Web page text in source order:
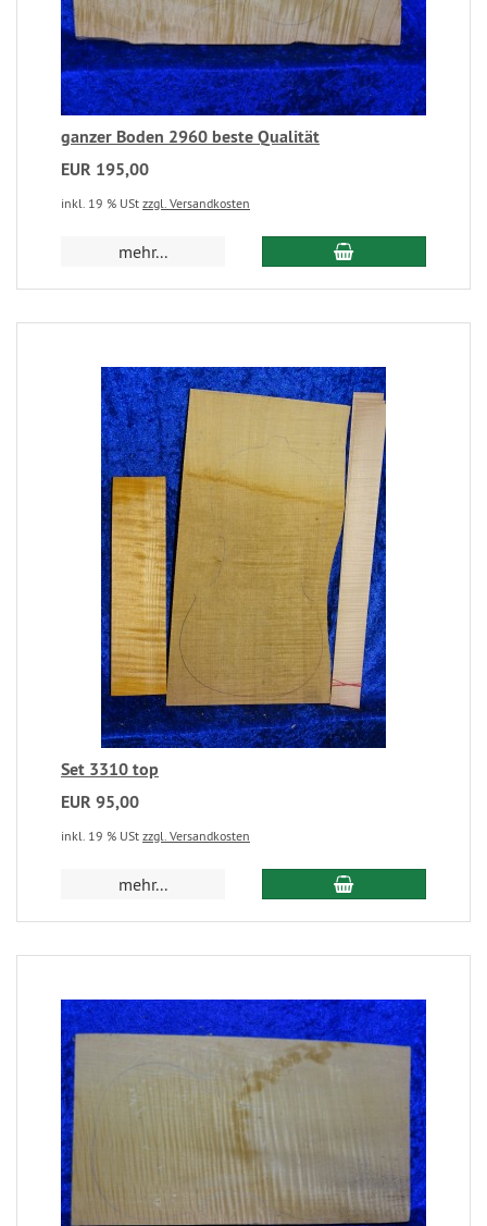
ganzer Boden 2960 beste Qualität
EUR 195,00
inkl. 19 % USt zzgl. Versandkosten
mehr...
Set 3310 top
EUR 95,00
inkl. 19 % USt zzgl. Versandkosten
mehr...